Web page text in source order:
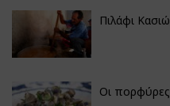
Πιλάφι
Οι πορφύρες